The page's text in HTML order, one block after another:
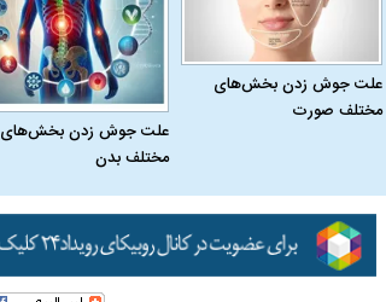
علت جوش زدن بخش‌های
مختلف صورت
علت جوش زدن بخش‌های
مختلف بدن
ببینید| نظر متفاوت سینا حجازی درباره
گوگوش خبرساز شد